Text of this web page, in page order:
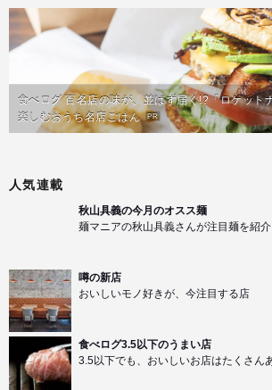
食べログ 百名店の味が、並ばず届く!?「ロケット
楽しむおうち名店ごはん PR
人気連載
秋山具義の今月のオスス麺
麺マニアの秋山具義さんが注目麺を紹介
噂の新店
おいしいモノ好きが、今注目する店
食べログ3.5以下のうまい店
3.5以下でも、おいしいお店はたくさん